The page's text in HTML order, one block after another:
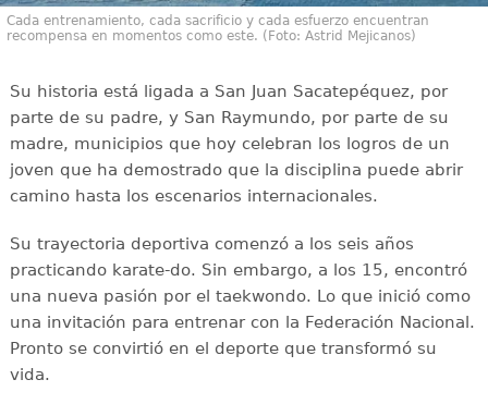
Cada entrenamiento, cada sacrificio y cada esfuerzo encuentran
recompensa en momentos como este. (Foto: Astrid Mejicanos)
Su historia está ligada a San Juan Sacatepéquez, por
parte de su padre, y San Raymundo, por parte de su
madre, municipios que hoy celebran los logros de un
joven que ha demostrado que la disciplina puede abrir
camino hasta los escenarios internacionales.
Su trayectoria deportiva comenzó a los seis años
practicando karate-do. Sin embargo, a los 15, encontró
una nueva pasión por el taekwondo. Lo que inició como
una invitación para entrenar con la Federación Nacional.
Pronto se convirtió en el deporte que transformó su
vida.